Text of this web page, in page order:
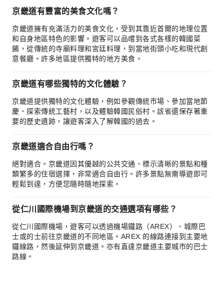
京畿道有豐富的美食文化嗎？
京畿道擁有充滿活力的美食文化，受到其靠近首爾的地理位置
和自身地區特色的影響。遊客可以品嚐到各式各樣的韓國菜
餚，從傳統的寺廟料理和宮廷料理，到當地街頭小吃和現代創
意餐廳。許多地區提供獨特的地方美食。
京畿道有哪些獨特的文化體驗？
京畿道提供獨特的文化體驗，例如參觀傳統市場、參加當地節
慶、探索傳統工藝村，以及體驗韓國民俗村。該省還保存著重
要的歷史遺跡，讓遊客深入了解韓國的過去。
京畿道適合自由行嗎？
絕對適合。京畿道因其優越的公共交通、標示清晰的景點和種
類繁多的住宿選擇，非常適合自由行。許多景點無需導遊即可
輕鬆到達，方便您隨時隨地探索。
從仁川國際機場到京畿道的交通選項有哪些？
從仁川國際機場，遊客可以透過機場鐵路（AREX）、城際巴
士或的士前往京畿道的不同地區。AREX 的線路連接到主要地
鐵線路，然後延伸到京畿道。亦有直達京畿道主要城市的巴士
路線。